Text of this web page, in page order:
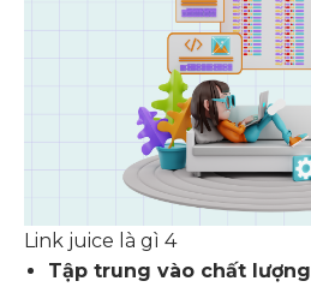
Link juice là gì 4
Tập trung vào chất lượng